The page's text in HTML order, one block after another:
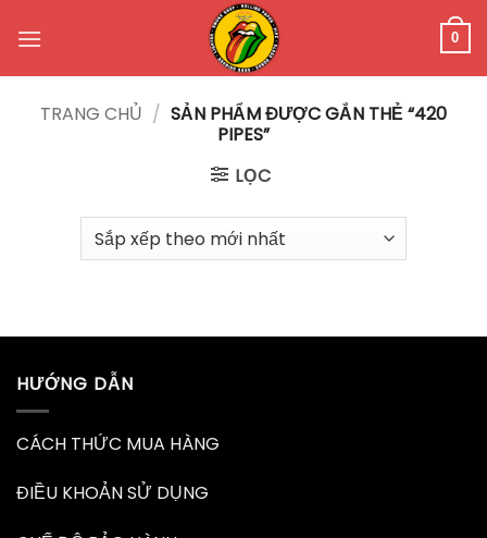
qua
0
TRANG CHỦ / SẢN PHẨM ĐƯỢC GẮN THẺ “420
PIPES”
LỌC
HƯỚNG DẪN
CÁCH THỨC MUA HÀNG
ĐIỀU KHOẢN SỬ DỤNG